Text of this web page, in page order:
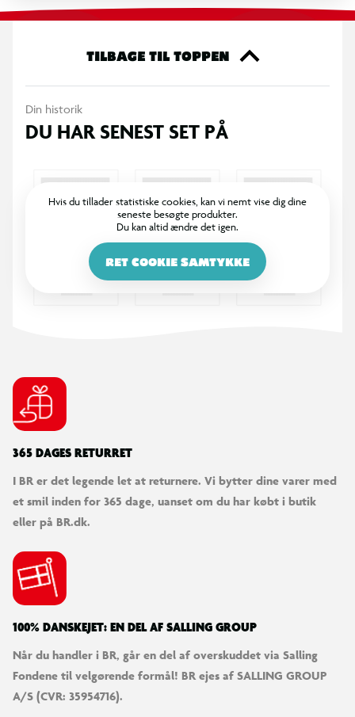
både imprægneret og malet, og holder naturligvis til at stå
SPECIFIKATIONER
Materiale: Solidt fyrretræ 39 x 70 mm
Behandlet med grunder og 2 lag træbeskyttelse
Forboret og med afrundede kanter
Net: 3 mm kraftigt vejrbestandigt net
Kræver ikke fastgørelse
TILBAGE TIL TOPPEN
Din historik
DU HAR SENEST SET PÅ
Hvis du tillader statistiske cookies, kan vi nemt vise dig dine
seneste besøgte produkter.
Du kan altid ændre det igen.
RET COOKIE SAMTYKKE
365 DAGES RETURRET
I BR er det legende let at returnere. Vi bytter dine varer med
et smil inden for 365 dage, uanset om du har købt i butik
eller på BR.dk.
100% DANSKEJET: EN DEL AF SALLING GROUP
Når du handler i BR, går en del af overskuddet via Salling
Fondene til velgørende formål! BR ejes af SALLING GROUP
A/S (CVR: 35954716).